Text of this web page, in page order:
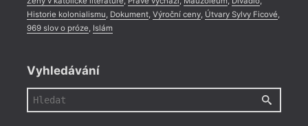
Historie kolonialismu, Dokument, Výroční ceny, Útvary Sylvy Ficové,
969 slov o próze, Islám
Vyhledávání